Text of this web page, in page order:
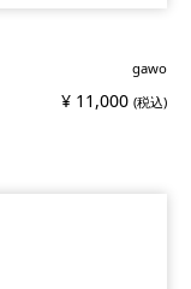
gawo
¥ 11,000 (税込)